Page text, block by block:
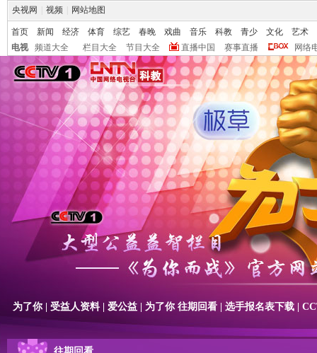
央视网 视频 网站地图
首页 新闻 经济 体育 综艺 春晚 戏曲 音乐 科教 青少 文化
艺术
电视
频道大全 栏目大全 节目大全 直播中国 赛事直播 网络
为了你| 受益人资料| 爱公益 为了你 往期回看 选手报名表下载